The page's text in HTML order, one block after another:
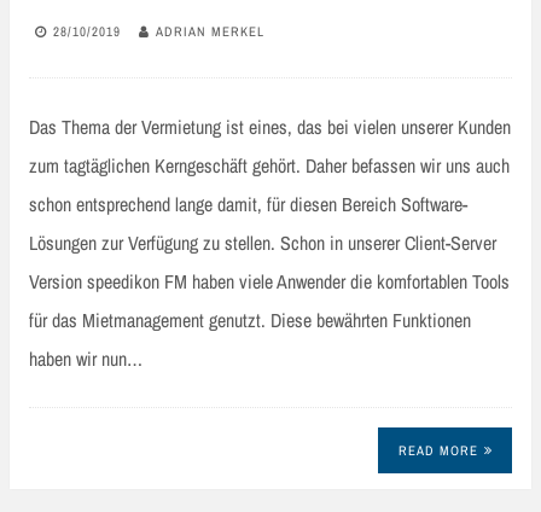
28/10/2019 ADRIAN MERKEL
Das Thema der Vermietung ist eines, das bei vielen unserer Kunden
zum tagtäglichen Kerngeschäft gehört. Daher befassen wir uns auch
schon entsprechend lange damit, für diesen Bereich Software-
Lösungen zur Verfügung zu stellen. Schon in unserer Client-Server
Version speedikon FM haben viele Anwender die komfortablen Tools
für das Mietmanagement genutzt. Diese bewährten Funktionen
haben wir nun…
READ MORE